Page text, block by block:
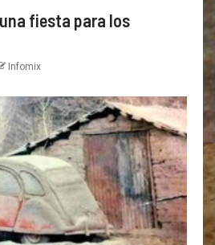
fiesta para los
Infomix